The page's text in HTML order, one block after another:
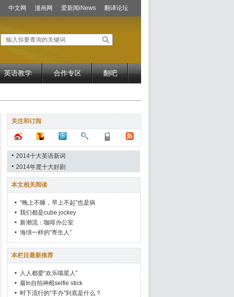
中文网 漫画网 爱新闻iNews 翻译论坛
英语教学 合作专区 翻吧
关注和订阅
2014十大英语新词
2014年度十大好剧
本文相关阅读
“晚上不睡，早上不起”也是病
我们都是cube jockey
新潮流：咖啡办公室
海绵一样的“寄生人”
本栏目最新推荐
人人都爱“欢乐喵星人”
最In自拍神棍selfie stick
时下流行的“手办”到底是什么？